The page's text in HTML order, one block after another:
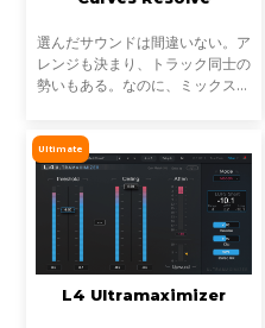
選んだサウンドは間違いない。ア
レンジも決まり、トラック同士の
勢いもある。なのに、ミックスが
らです。これが音のマスキングと
言われる現象です。
Ultimate
L4 Ultramaximizer